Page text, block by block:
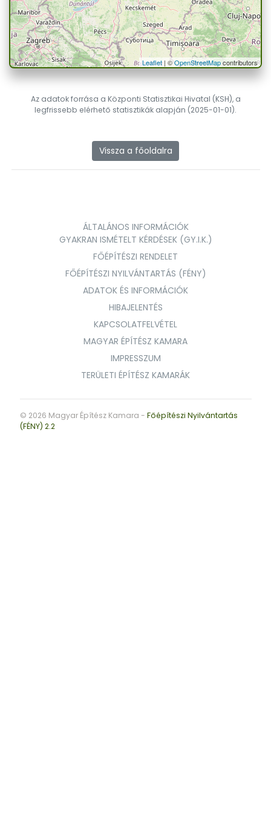
Leaflet| ©OpenStreetMapcontributors
Az adatok forrása a Központi Statisztikai Hivatal (KSH), a
legfrissebb elérhető statisztikák alapján (2025-01-01).
Vissza a főoldalra
ÁLTALÁNOS INFORMÁCIÓK
GYAKRAN ISMÉTELT KÉRDÉSEK (GY.I.K.)
FŐÉPÍTÉSZI RENDELET
FŐÉPÍTÉSZI NYILVÁNTARTÁS (FÉNY)
ADATOK ÉS INFORMÁCIÓK
HIBAJELENTÉS
KAPCSOLATFELVÉTEL
MAGYAR ÉPÍTÉSZ KAMARA
IMPRESSZUM
TERÜLETI ÉPÍTÉSZ KAMARÁK
© 2026 Magyar Építész Kamara - Főépítészi Nyilvántartás
(FÉNY) 2.2